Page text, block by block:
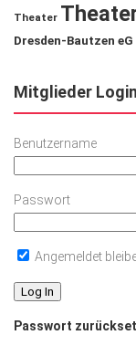
Theater
Dresden-Bautzen eG
Mitglieder Login
Benutzername
Passwort
Angemeldet
Passwort